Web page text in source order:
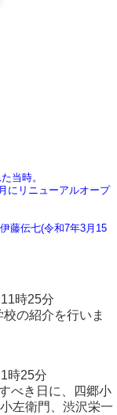
当時。
リニューアルオープ
伝七(令和7年3月15
時25分
の紹介を行いま
時25分
べき日に、四郷小
左衛門、渋沢栄一